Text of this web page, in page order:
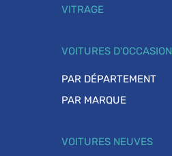
VITRAGE
VOITURES D'OCCASION
PAR DÉPARTEMENT
PAR MARQUE
VOITURES NEUVES